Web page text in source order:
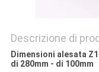
Descrizione di
Dimensioni alesata
di 280mm - di 100mm